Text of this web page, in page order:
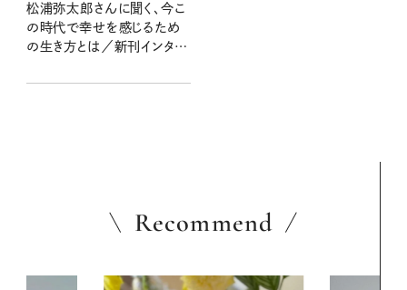
松浦弥太郎さんに聞く、今こ
の時代で幸せを感じるため
の生き方とは／新刊インタビ
Recommend